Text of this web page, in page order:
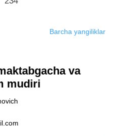
Barcha yangiliklar
va
mudiri